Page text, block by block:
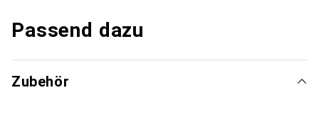
Passend dazu
Zubehör